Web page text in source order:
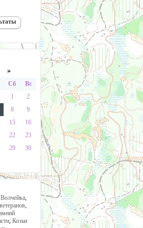
»
Сб
Вс
1
2
8
9
15
16
22
23
29
30
Волчейка,
,
, Козьи